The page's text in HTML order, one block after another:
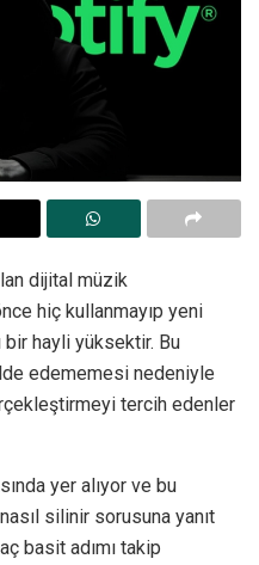
dijital müzik
hiç kullanmayıp yeni
bir hayli yüksektir. Bu
edememesi nedeniyle
tercih edenler
yer alıyor ve bu
silinir sorusuna yanıt
basit adımı takip